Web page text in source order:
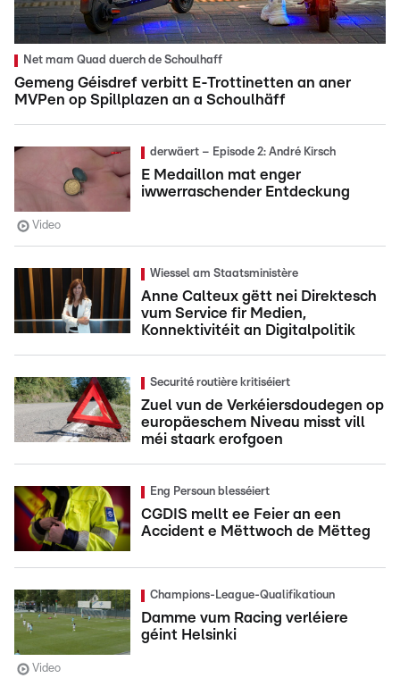
Net mam Quad duerch de Schoulhaff
Gemeng Géisdref verbitt E-Trottinetten an aner
MVPen op Spillplazen an a Schoulhäff
derwäert – Episode 2: André Kirsch
E Medaillon mat enger
iwwerraschender Entdeckung
Video
Wiessel am Staatsministère
Anne Calteux gëtt nei Direktesch
vum Service fir Medien,
Konnektivitéit an Digitalpolitik
Securité routière kritiséiert
Zuel vun de Verkéiersdoudegen op
europäeschem Niveau misst vill
méi staark erofgoen
Eng Persoun blesséiert
CGDIS mellt ee Feier an een
Accident e Mëttwoch de Mëtteg
Champions-League-Qualifikatioun
Damme vum Racing verléiere
géint Helsinki
Video